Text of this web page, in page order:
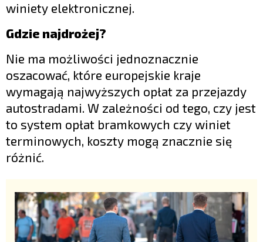
winiety elektronicznej.
Gdzie najdrożej?
Nie ma możliwości jednoznacznie
oszacować, które europejskie kraje
wymagają najwyższych opłat za przejazdy
autostradami. W zależności od tego, czy jest
to system opłat bramkowych czy winiet
terminowych, koszty mogą znacznie się
różnić.